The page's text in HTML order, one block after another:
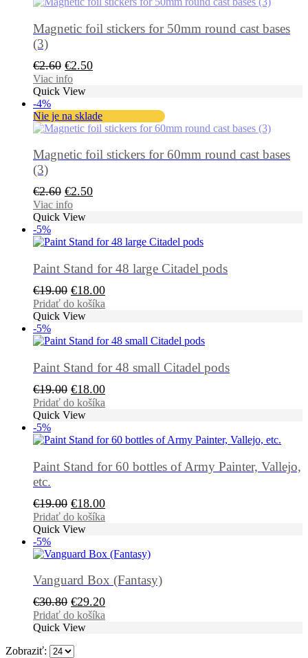
Magnetic foil stickers for 50mm round cast bases
(3)
€2.60 Pôvodná
cena
bola:
€2.60.
€2.50Aktuálna
€2.50.
Viac info
Quick View
-4%
Nie je na sklade
Magnetic foil stickers for 60mm round cast bases
(3)
€2.60 Pôvodná
cena
bola:
€2.50Aktuálna
Viac info
Quick View
-5%
Paint Stand for 48 large Citadel pods
€19.00 Pôvodná
cena
bola:
€18.00Aktuálna
cena
Pridať do košíka
Quick View
-5%
Paint Stand for 48 small Citadel pods
€19.00 Pôvodná
cena
bola:
€18.00Aktuálna
cena
Pridať do košíka
Quick View
-5%
Paint Stand for 60 bottles of Army Painter, Vallejo,
etc.
€19.00 Pôvodná
cena
bola:
€18.00Aktuálna
cena
Pridať do košíka
Quick View
-5%
Vanguard Box (Fantasy)
€30.80 Pôvodná
cena
bola:
€30.80.
€29.20Aktuálna
cena
Pridať do košíka
Quick View
Zobraziť: